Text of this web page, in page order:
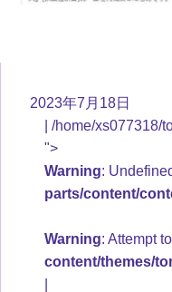
2023年7月18日
/home/xs077318/
">
Warning:
parts/content/
Warning: Attempt
content/themes/